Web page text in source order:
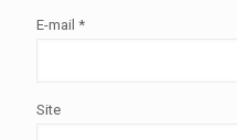
E-mail *
Site